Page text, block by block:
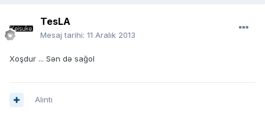
TesLA
Mesaj tarihi: 11 Aralık 2013
Xoşdur ... Sən də sağol
Alıntı